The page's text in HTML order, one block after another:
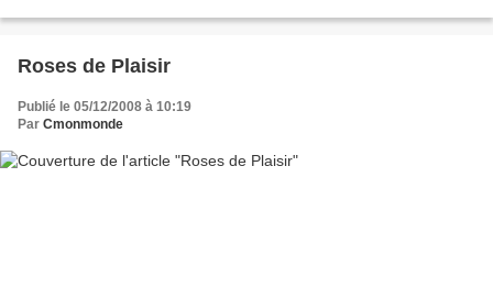
Roses de Plaisir
Publié le 05/12/2008 à 10:19
Par Cmonmonde